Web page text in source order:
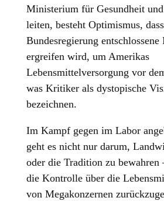
Ministerium für Gesundheit
leiten, besteht Optimismus,
Bundesregierung entschlossene
ergreifen wird, um Amerikas
Lebensmittelversorgung vor
was Kritiker als dystopische
bezeichnen.
Im Kampf gegen im Labor
geht es nicht nur darum,
oder die Tradition zu bewahren
die Kontrolle über die
von Megakonzernen